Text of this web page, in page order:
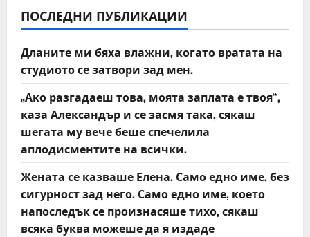
i
g
a
t
i
o
n
ПОСЛЕДНИ ПУБЛИКАЦИИ
Дланите ми бяха влажни, когато вратата на
студиото се затвори зад мен.
„Ако разгадаеш това, моята заплата е твоя“,
каза Александър и се засмя така, сякаш
шегата му вече беше спечелила
аплодисментите на всички.
Жената се казваше Елена. Само едно име, без
сигурност зад него. Само едно име, което
напоследък се произнасяше тихо, сякаш
всяка буква можеше да я издаде